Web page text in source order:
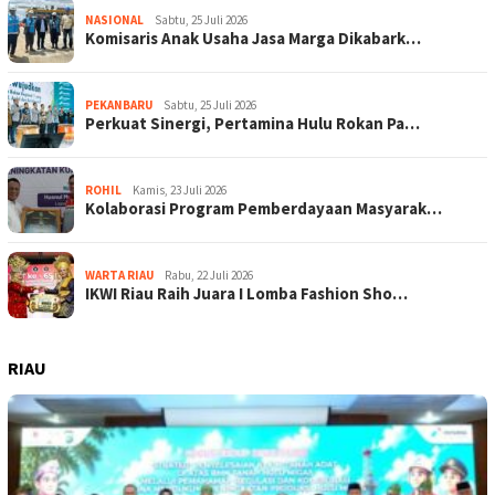
NASIONAL Sabtu, 25 Juli 2026
Komisaris Anak Usaha Jasa Marga Dikabark…
PEKANBARU Sabtu, 25 Juli 2026
Perkuat Sinergi, Pertamina Hulu Rokan Pa…
ROHIL Kamis, 23 Juli 2026
Kolaborasi Program Pemberdayaan Masyarak…
WARTA RIAU Rabu, 22 Juli 2026
IKWI Riau Raih Juara I Lomba Fashion Sho…
RIAU